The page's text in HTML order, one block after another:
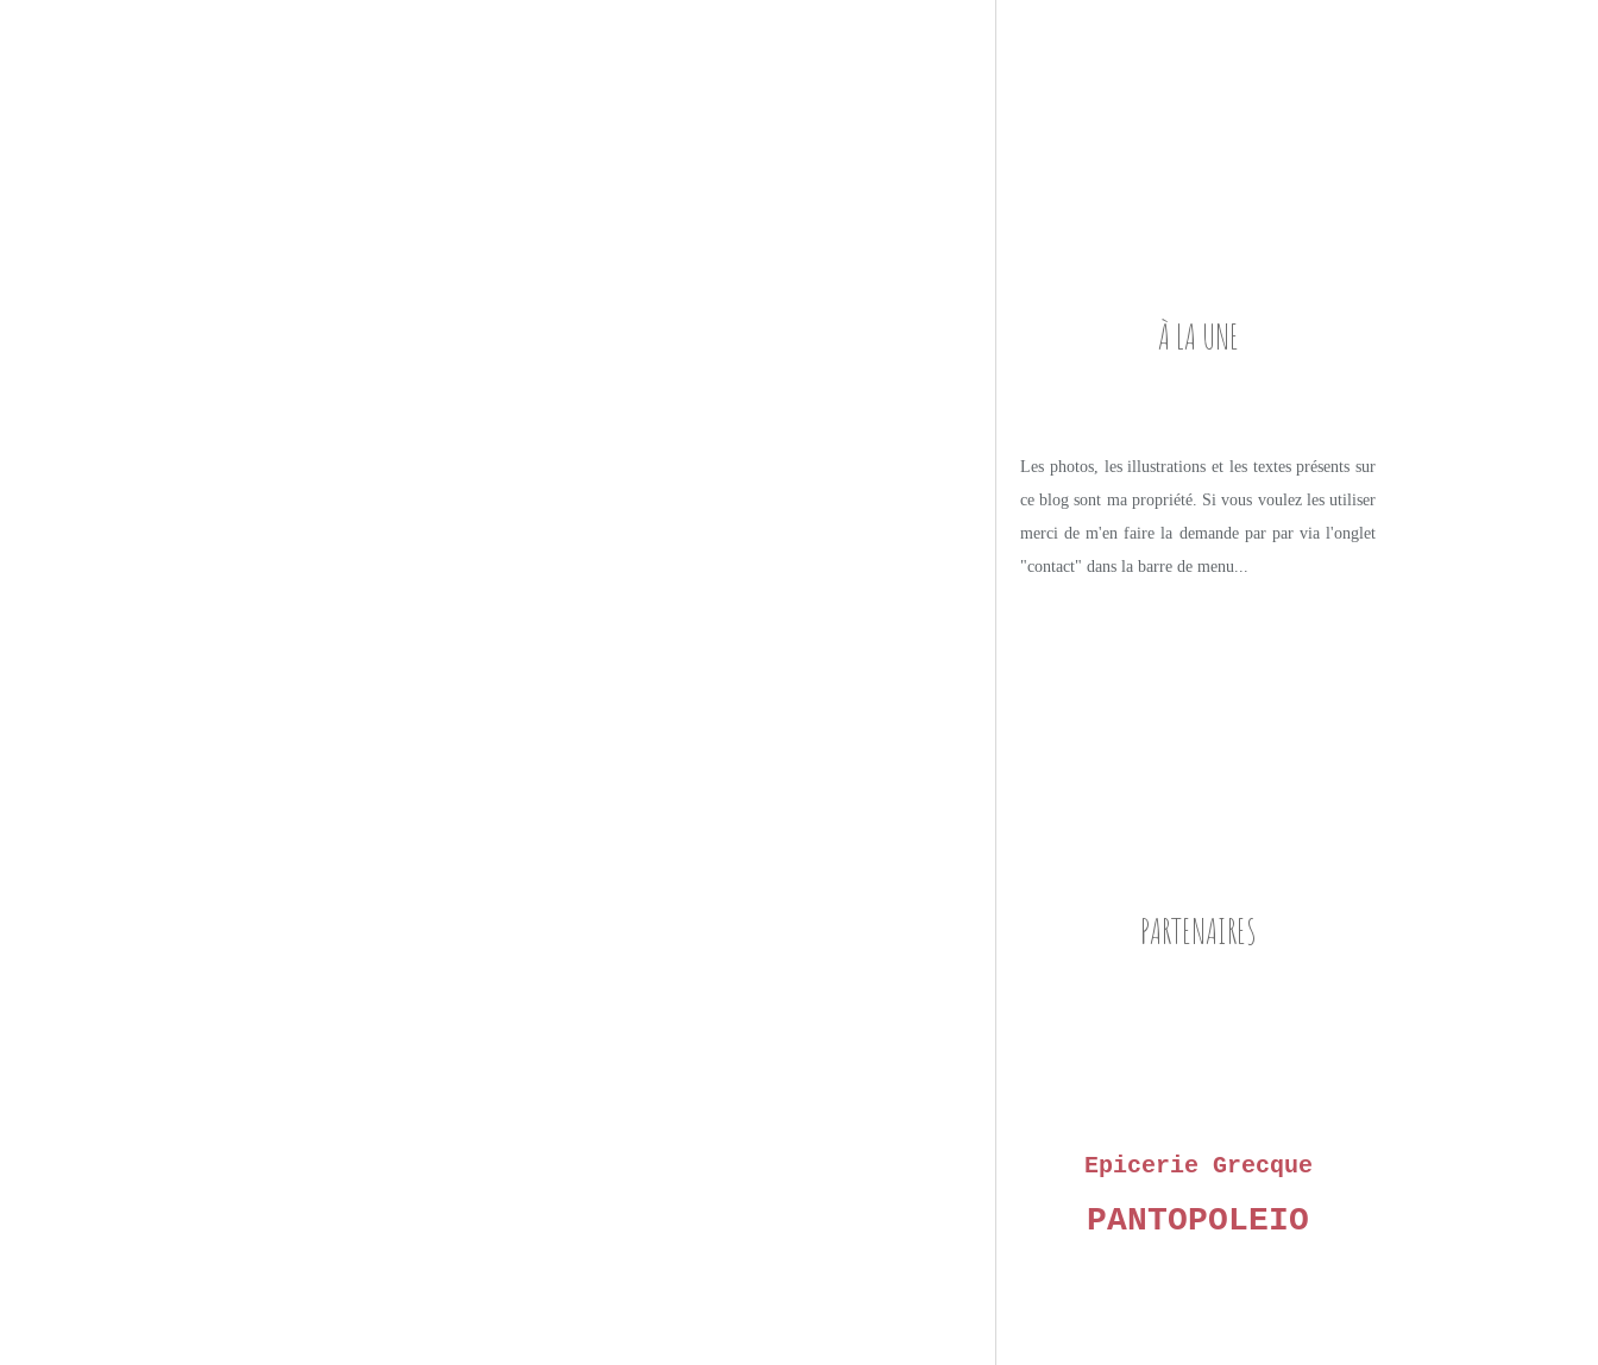
À LA UNE
Les photos, les illustrations et les textes présents sur
ce blog sont ma propriété. Si vous voulez les utiliser
merci de m'en faire la demande par par via l'onglet
"contact" dans la barre de menu...
PARTENAIRES
Epicerie Grecque
PANTOPOLEIO